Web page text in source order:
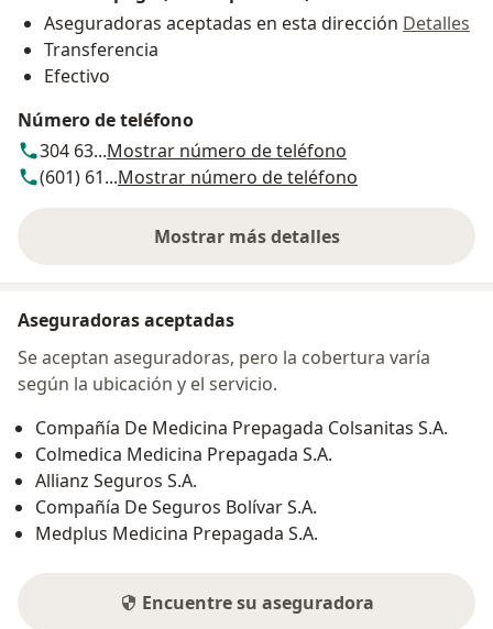
Aseguradoras aceptadas en esta dirección Detalles
Transferencia
Efectivo
Número de teléfono
304 63...Mostrar número de teléfono
(601) 61...Mostrar número de teléfono
Mostrar más detalles
sobre la dirección
Aseguradoras aceptadas
Se aceptan aseguradoras, pero la cobertura varía
según la ubicación y el servicio.
Compañía De Medicina Prepagada Colsanitas S.A.
Colmedica Medicina Prepagada S.A.
Allianz Seguros S.A.
Compañía De Seguros Bolívar S.A.
Medplus Medicina Prepagada S.A.
Encuentre su aseguradora